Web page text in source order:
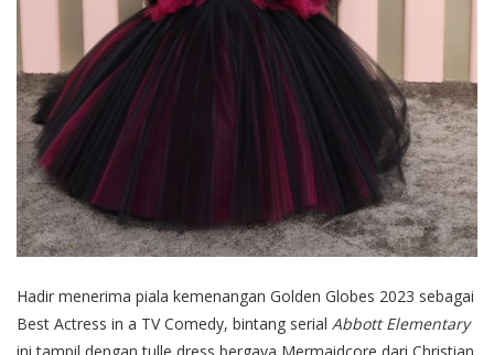
Hadir menerima piala kemenangan Golden Globes 2023 sebagai
Best Actress in a TV Comedy, bintang serial Abbott Elementary